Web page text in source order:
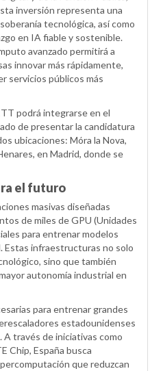
inversión representa una
tecnológica, así como
en IA fiable y sostenible.
avanzado permitirá a
innovar más rápidamente,
servicios públicos más
podrá integrarse en el
de presentar la candidatura
ubicaciones: Móra la Nova,
en Madrid, donde se
el futuro
masivas diseñadas
de miles de GPU (Unidades
para entrenar modelos
Estas infraestructuras no solo
sino que también
autonomía industrial en
para entrenar grandes
estadounidenses
A través de iniciativas como
Chip, España busca
que reduzcan